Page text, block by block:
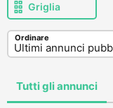
Griglia
Ordinare
Tutti gli annunci